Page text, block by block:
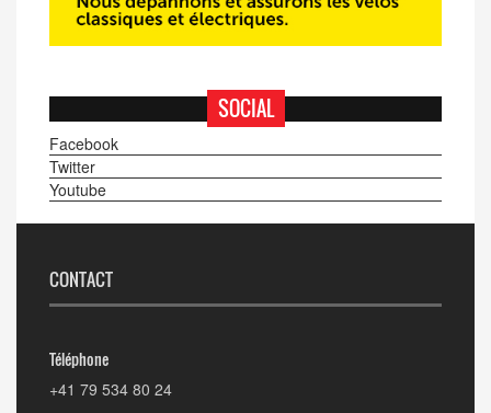
SOCIAL
Facebook
Twitter
Youtube
CONTACT
Téléphone
+41 79 534 80 24